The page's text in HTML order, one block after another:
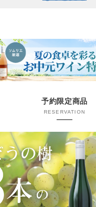
予約限定商品
RESERVATION